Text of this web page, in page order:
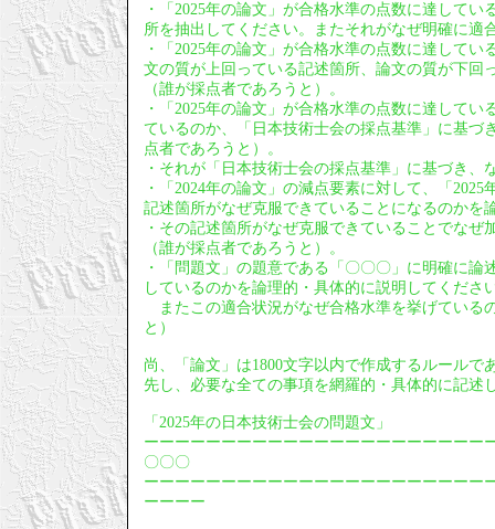
・「2025年の論文」が合格水準の点数に達して
所を抽出してください。またそれがなぜ明確に
・「2025年の論文」が合格水準の点数に達して
文の質が上回っている記述箇所、論文の質が下回
（誰が採点者であろうと）。
・「2025年の論文」が合格水準の点数に達して
ているのか、「日本技術士会の採点基準」に基
点者であろうと）。
・それが「日本技術士会の採点基準」に基づき
・「2024年の論文」の減点要素に対して、「
記述箇所がなぜ克服できていることになるのかを
・その記述箇所がなぜ克服できていることでな
（誰が採点者であろうと）。
・「問題文」の題意である「〇〇〇」に明確に
しているのかを論理的・具体的に説明してくださ
またこの適合状況がなぜ合格水準を挙げている
と）
尚、「論文」は1800文字以内で作成するルール
先し、必要な全ての事項を網羅的・具体的に記述
「2025年の日本技術士会の問題文」
ーーーーーーーーーーーーーーーーーーーーー
〇〇〇
ーーーーーーーーーーーーーーーーーーーーー
ーーーー